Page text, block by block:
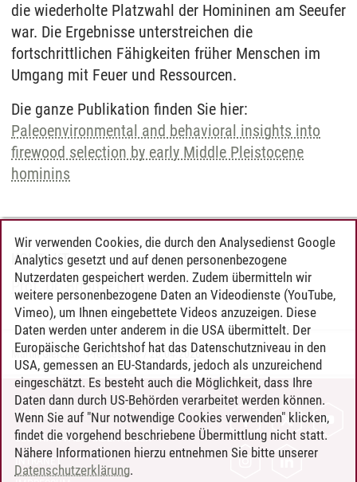
die wiederholte Platzwahl der Homininen am Seeufer
war. Die Ergebnisse unterstreichen die
fortschrittlichen Fähigkeiten früher Menschen im
Umgang mit Feuer und Ressourcen.
Die ganze Publikation finden Sie hier:
Paleoenvironmental and behavioral insights into
firewood selection by early Middle Pleistocene
hominins
KONTAKT
Prof. Dr. Brigitte Urban
Martin Gierczak - Pressestelle/20.04.2026
KONTAKT
LEUPHANA ALS ARBEITGEBER
INTRANET
Wir verwenden Cookies, die durch den Analysedienst Google
Analytics gesetzt und auf denen personenbezogene
Nutzerdaten gespeichert werden. Zudem übermitteln wir
weitere personenbezogene Daten an Videodienste (YouTube,
Vimeo), um Ihnen eingebettete Videos anzuzeigen. Diese
Daten werden unter anderem in die USA übermittelt. Der
Europäische Gerichtshof hat das Datenschutzniveau in den
USA, gemessen an EU-Standards, jedoch als unzureichend
eingeschätzt. Es besteht auch die Möglichkeit, dass Ihre
Daten dann durch US-Behörden verarbeitet werden können.
Wenn Sie auf "Nur notwendige Cookies verwenden" klicken,
findet die vorgehend beschriebene Übermittlung nicht statt.
Nähere Informationen hierzu entnehmen Sie bitte unserer
Datenschutzerklärung.